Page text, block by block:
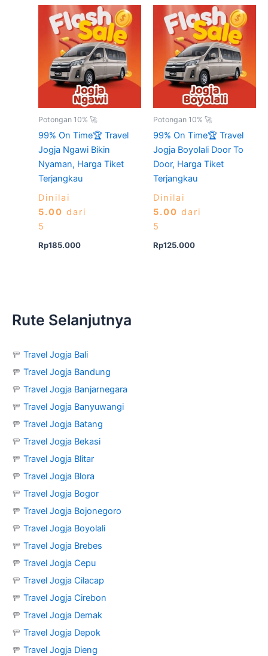
Potongan 10% 🚀
99% On Time🏆 Travel
Jogja Ngawi Bikin
Nyaman, Harga Tiket
Terjangkau
Dinilai
5.00 dari
5
Rp185.000
Potongan 10% 🚀
99% On Time🏆 Travel
Jogja Boyolali Door To
Door, Harga Tiket
Terjangkau
Dinilai
5.00 dari
5
Rp125.000
Rute Selanjutnya
🚥 Travel Jogja Bali
🚥 Travel Jogja Bandung
🚥 Travel Jogja Banjarnegara
🚥 Travel Jogja Banyuwangi
🚥 Travel Jogja Batang
🚥 Travel Jogja Bekasi
🚥 Travel Jogja Blitar
🚥 Travel Jogja Blora
🚥 Travel Jogja Bogor
🚥 Travel Jogja Bojonegoro
🚥 Travel Jogja Boyolali
🚥 Travel Jogja Brebes
🚥 Travel Jogja Cepu
🚥 Travel Jogja Cilacap
🚥 Travel Jogja Cirebon
🚥 Travel Jogja Demak
🚥 Travel Jogja Depok
🚥 Travel Jogja Dieng